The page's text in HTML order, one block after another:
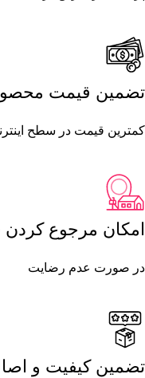
تضمین قیمت
کمترین قیمت در سطح
امکان مرجوع
در صورت عدم رضایت
تضمین کیفیت و